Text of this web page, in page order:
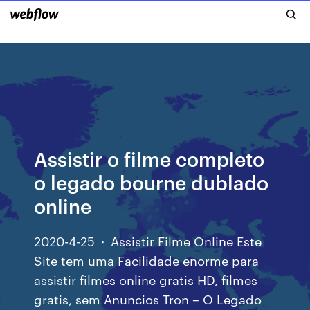
Assistir o filme completo
o legado bourne dublado
online
2020-4-25 · Assistir Filme Online Este
Site tem uma Facilidade enorme para
assistir filmes online gratis HD, filmes
gratis, sem Anuncios Tron – O Legado